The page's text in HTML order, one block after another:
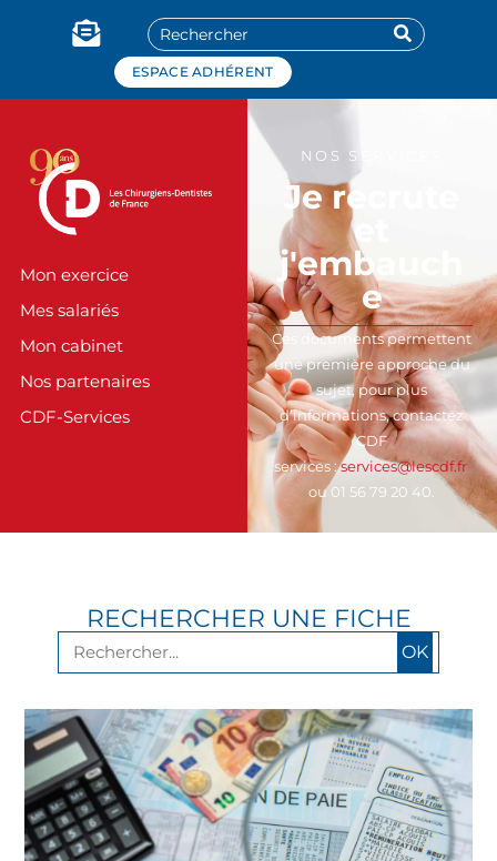
ESPACE ADHÉRENT
Mon exercice
Mes salariés
Mon cabinet
Nos partenaires
CDF-Services
NOS SERVICES
Je recrute
et
j'embauch
e
Ces documents permettent
une première approche du
sujet, pour plus
d’informations, contactez
CDF
services :services@lescdf.fr
ou 01 56 79 20 40.
RECHERCHER UNE FICHE
OK
Panneau de gestion des cookies